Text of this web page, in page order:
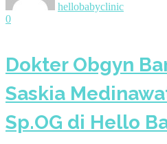
hellobabyclinic
0
Dokter Obgyn
Saskia
Sp.OG di Hello